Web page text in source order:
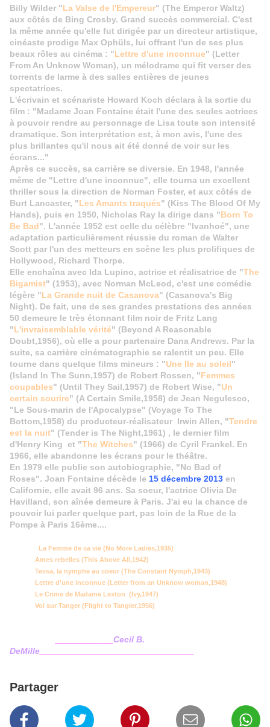
Billy Wilder "La Valse de l'Empereur" (The Emperor Waltz)
aux côtés de Bing Crosby. Grand succès commercial. C'est
la même année qu'elle fut dirigée par un directeur artistique,
cinéaste prodige Max Ophüls, lui offrant l'un de ses plus
beaux rôles au cinéma : "Lettre d'une inconnue" (Letter
From An Unknow Woman), un mélodrame qui fit verser des
torrents de larme à des salles entières de jeunes
spectatrices.
L'écrivain et scénariste Howard Koch déclara à la sortie du
film : "Madame Joan Fontaine était l'une des seules actrices
à pouvoir rendre au personnage de Lisa toute son intensité
dramatique. Son interprétation est, à mon avis, l'une des
plus brillantes qu'il nous ait été donné de voir sur les
écrans..."
Après ce succès, sa carrière se diversie. En 1948, l'année
même de "Lettre d'une inconnue", elle tourna un excellent
thriller sous la direction de Norman Foster, et aux côtés de
Burt Lancaster, "Les Amants traqués" (Kiss The Blood Of My
Hands), puis en 1950, Nicholas Ray la dirige dans "Born To
Be Bad". L'année 1952 est celle du célèbre "Ivanhoé", une
adaptation particulièrement réussie du roman de Walter
Scott par l'un des metteurs en scène les plus prolifiques de
Hollywood, Richard Thorpe.
Elle enchaîna avec Ida Lupino, actrice et réalisatrice de "The
Bigamist" (1953), avec Norman McLeod, c'est une comédie
légère "La Grande nuit de Casanova" (Casanova's Big
Night). De fait, une de ses grandes prestations des années
50 demeure le très étonnant film noir de Fritz Lang
"L'invraisemblable vérité" (Beyond A Reasonable
Doubt,1956), où elle a pour partenaire Dana Andrews. Par la
suite, sa carrière cinématographie se ralentit un peu. Elle
tourne dans quelque films mineurs : "Une Ile au soleil"
(Island In The Sunn,1957) de Robert Rossen, "Femmes
coupables" (Until They Sail,1957) de Robert Wise, "Un
certain sourire" (A Certain Smile,1958) de Jean Negulesco,
"Le Sous-marin de l'Apocalypse" (Voyage To The
Bottom,1958) du producteur-réalisateur Irwin Allen, "Tendre
est la nuit" (Tender is The Night,1961) , le dernier film
d'Henry King et "The Witches" (1966) de Cyril Frankel. En
1966, elle abandonne les écrans pour le théâtre.
En 1979 elle publie son autobiographie, "No Bad of
Roses". Joan Fontaine décède le 15 décembre 2013 en
Californie, elle avait 96 ans. Sa soeur, l'actrice Olivia De
Havilland, son aînée demeure à Paris. J'ai eu la chance de
pouvoir lui parler quelque part, pas loin de la Rue de la
Pompe à Paris 16ème....
La Femme de sa vie (No More Ladies,1935)
Ames rebelles (This Above All,1942)
Tessa, la nymphe au coeur (The Constant Nymph,1943)
Lettre d'une inconnue (Letter from an Unknow woman,1948)
Le Crime de Madame Lexton (Ivy,1947)
Vol sur Tanger (Flight to Tangier,1956)
Cecil B.
DeMille
Partager